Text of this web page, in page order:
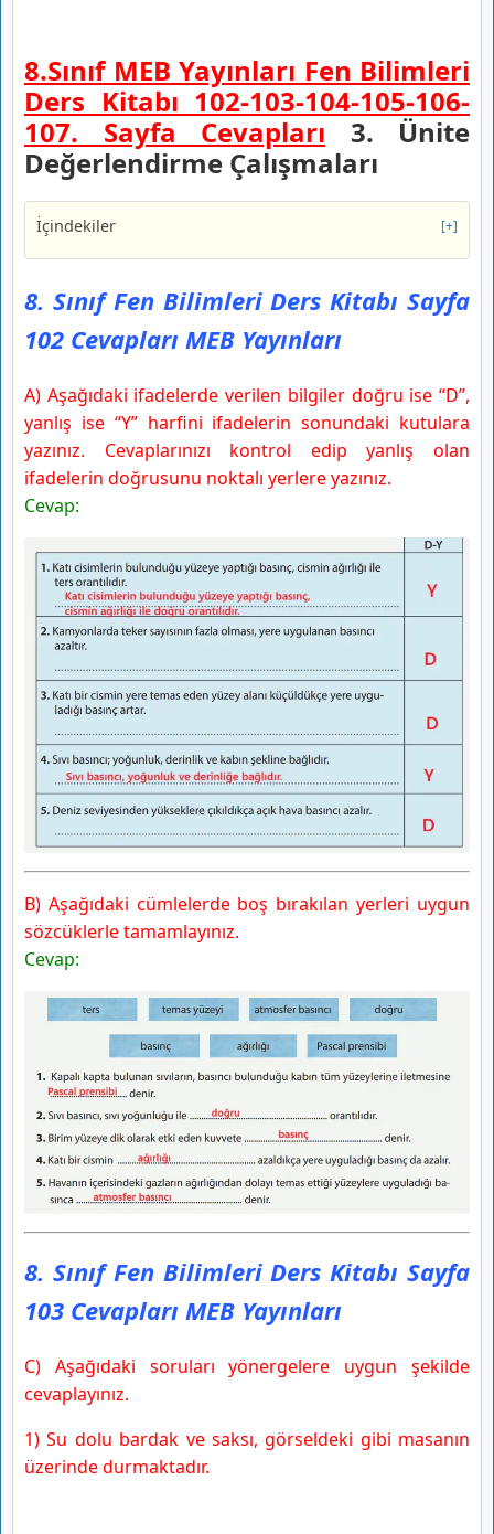
8.Sınıf MEB Yayınları Fen Bilimleri
Ders Kitabı 102-103-104-105-106-
107. Sayfa Cevapları 3. Ünite
Değerlendirme Çalışmaları
İçindekiler [+]
8. Sınıf Fen Bilimleri Ders Kitabı Sayfa 102 Cevapları
MEB Yayınları
8. Sınıf Fen Bilimleri Ders Kitabı Sayfa 103 Cevapları
MEB Yayınları
MEB Yayınları
8. Sınıf Fen Bilimleri Ders Kitabı Sayfa 105 Cevapları
MEB Yayınları
8. Sınıf Fen Bilimleri Ders Kitabı Sayfa 106 Cevapları
MEB Yayınları
MEB Yayınları
8. Sınıf Fen Bilimleri Ders Kitabı Sayfa
102 Cevapları MEB Yayınları
A) Aşağıdaki ifadelerde verilen bilgiler doğru ise “D”,
yanlış ise “Y” harfini ifadelerin sonundaki kutulara
yazınız. Cevaplarınızı kontrol edip yanlış olan
ifadelerin doğrusunu noktalı yerlere yazınız.
Cevap:
B) Aşağıdaki cümlelerde boş bırakılan yerleri uygun
sözcüklerle tamamlayınız.
Cevap:
8. Sınıf Fen Bilimleri Ders Kitabı Sayfa
103 Cevapları MEB Yayınları
C) Aşağıdaki soruları yönergelere uygun şekilde
cevaplayınız.
1) Su dolu bardak ve saksı, görseldeki gibi masanın
üzerinde durmaktadır.